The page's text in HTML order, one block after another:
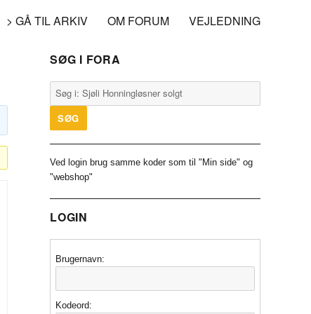
> GÅ TIL ARKIV OM FORUM VEJLEDNING
SØG I FORA
Ved login brug samme koder som til "Min side" og
"webshop"
LOGIN
Brugernavn:
Kodeord: